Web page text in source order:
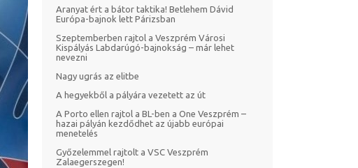
Aranyat ért a bátor taktika! Betlehem Dávid
Európa-bajnok lett Párizsban
Szeptemberben rajtol a Veszprém Városi
Kispályás Labdarúgó-bajnokság – már lehet
nevezni
Nagy ugrás az elitbe
A hegyekből a pályára vezetett az út
A Porto ellen rajtol a BL-ben a One Veszprém –
hazai pályán kezdődhet az újabb európai
menetelés
Győzelemmel rajtolt a VSC Veszprém
Zalaegerszegen!